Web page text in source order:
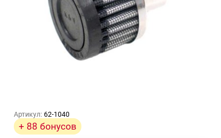
Артикул: 62-1040
+ 88 бонусов